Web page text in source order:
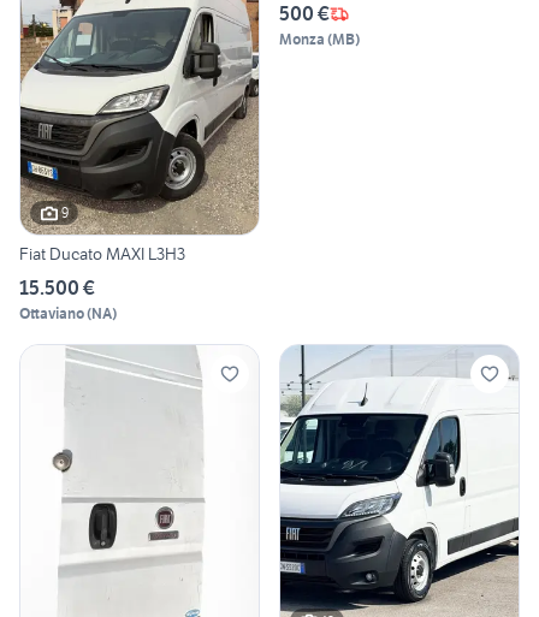
9
Fiat Ducato MAXI L3H3
15.500 €
Ottaviano(NA)
500 €
Monza (MB)